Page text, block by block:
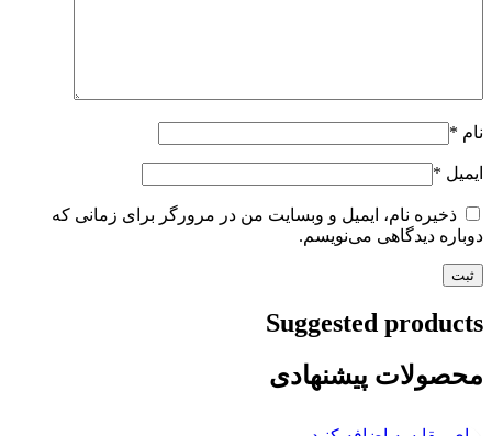
نام *
ایمیل *
ذخیره نام، ایمیل و وبسایت من در مرورگر برای زمانی که
دوباره دیدگاهی می‌نویسم.
Suggested products
محصولات پیشنهادی